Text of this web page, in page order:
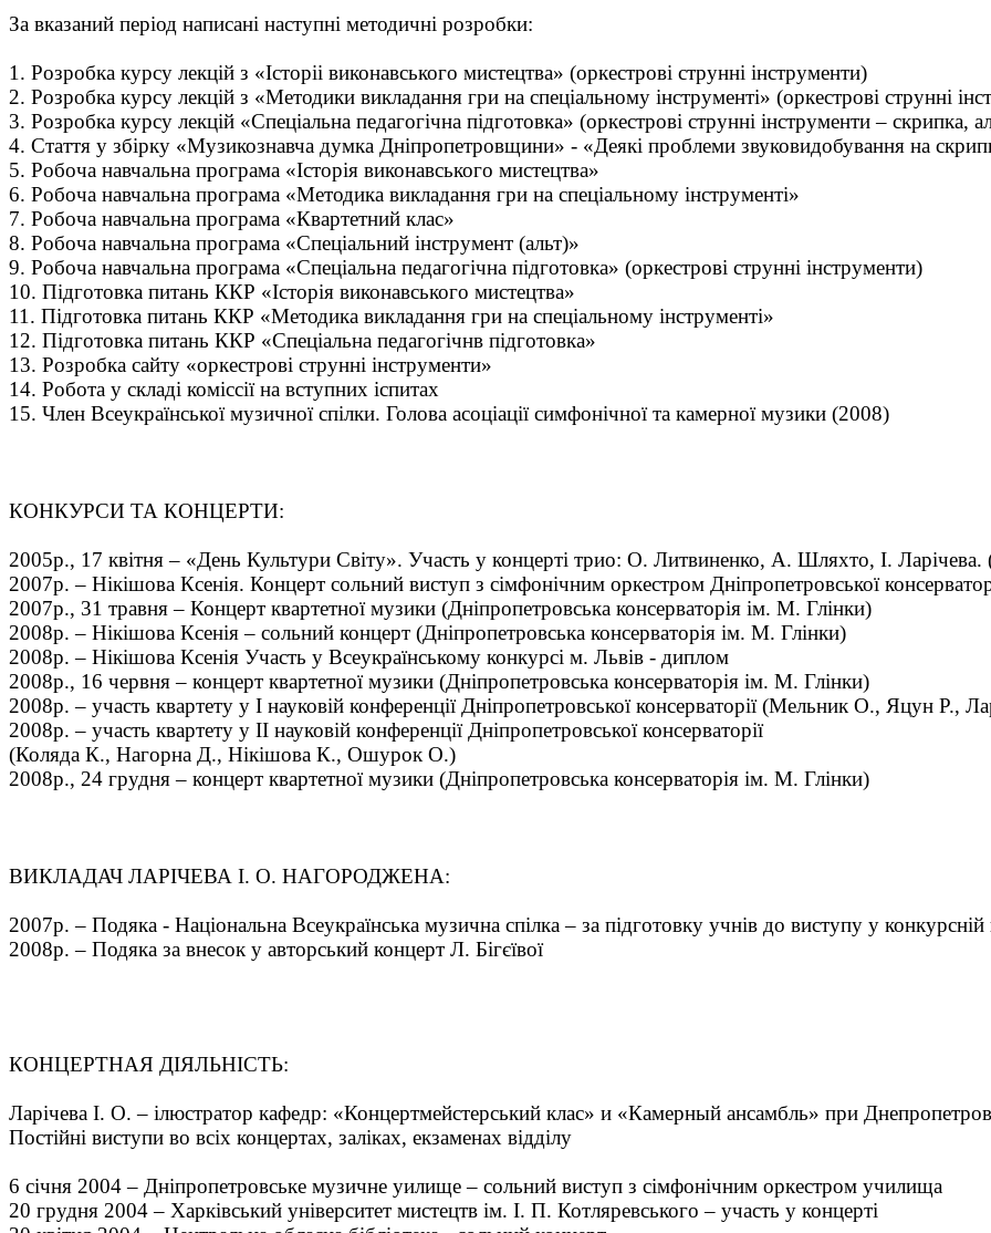
За вказаний період написані наступні методичні розробки:
1. Розробка курсу лекцій з «Історіі виконавського мистецтва» (оркестрові струнні інструменти)
2. Розробка курсу лекцій з «Методики викладання гри на спеціальному інструменті» (оркестрові струнні
3. Розробка курсу лекцій «Спеціальна педагогічна підготовка» (оркестрові струнні інструменти – скрипка,
4. Стаття у збірку «Музикознавча думка Дніпропетровщини» - «Деякі проблеми звуковидобування на
5. Робоча навчальна програма «Історія виконавського мистецтва»
6. Робоча навчальна програма «Методика викладання гри на спеціальному інструменті»
7. Робоча навчальна програма «Квартетний клас»
8. Робоча навчальна програма «Спеціальний інструмент (альт)»
9. Робоча навчальна програма «Спеціальна педагогічна підготовка» (оркестрові струнні інструменти)
10. Підготовка питань ККР «Історія виконавського мистецтва»
11. Підготовка питань ККР «Методика викладання гри на спеціальному інструменті»
12. Підготовка питань ККР «Спеціальна педагогічнв підготовка»
13. Розробка сайту «оркестрові струнні інструменти»
14. Робота у складі коміссії на вступних іспитах
15. Член Всеукраїнської музичної спілки. Голова асоціації симфонічної та камерної музики (2008)
КОНКУРСИ ТА КОНЦЕРТИ:
2005р., 17 квітня – «День Культури Світу». Участь у концерті трио: О. Литвиненко, А. Шляхто, І. Ларічева.
2007р. – Нікішова Ксенія. Концерт сольний виступ з сімфонічним оркестром Дніпропетровської
2007р., 31 травня – Концерт квартетної музики (Дніпропетровська консерваторія ім. М. Глінки)
2008р. – Нікішова Ксенія – сольний концерт (Дніпропетровська консерваторія ім. М. Глінки)
2008р. – Нікішова Ксенія Участь у Всеукраїнському конкурсі м. Львів - диплом
2008р., 16 червня – концерт квартетної музики (Дніпропетровська консерваторія ім. М. Глінки)
2008р. – участь квартету у I науковій конференції Дніпропетровської консерваторії (Мельник О., Яцун Р.,
2008р. – участь квартету у II науковій конференції Дніпропетровської консерваторії
(Коляда К., Нагорна Д., Нікішова К., Ошурок О.)
2008р., 24 грудня – концерт квартетної музики (Дніпропетровська консерваторія ім. М. Глінки)
ВИКЛАДАЧ ЛАРІЧЕВА І. О. НАГОРОДЖЕНА:
2007р. – Подяка - Національна Всеукраїнська музична спілка – за підготовку учнів до виступу у конкурсній
2008р. – Подяка за внесок у авторський концерт Л. Бігєївої
КОНЦЕРТНАЯ ДІЯЛЬНІСТЬ:
Ларічева І. О. – ілюстратор кафедр: «Концертмейстерський клас» и «Камерный ансамбль» при
Постійні виступи во всіх концертах, заліках, екзаменах відділу
6 січня 2004 – Дніпропетровське музичне уилище – сольний виступ з сімфонічним оркестром училища
20 грудня 2004 – Харківський університет мистецтв ім. І. П. Котляревського – участь у концерті